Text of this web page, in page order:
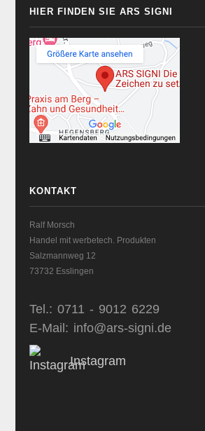
HIER FINDEN SIE ARS SIGNI
KONTAKT
Ralf Morsch
Handel mit werbetech. Produkten
Salzmannweg 12
73732 Esslingen
Tel.: 0711 - 9012 6229
E-Mail: info@ars-signi.de
Instagram